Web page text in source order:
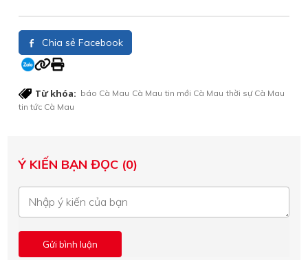
Chia sẻ Facebook
Từ khóa: báo Cà Mau Cà Mau tin mới Cà Mau thời sự Cà Mau
tin tức Cà Mau
Ý KIẾN BẠN ĐỌC (0)